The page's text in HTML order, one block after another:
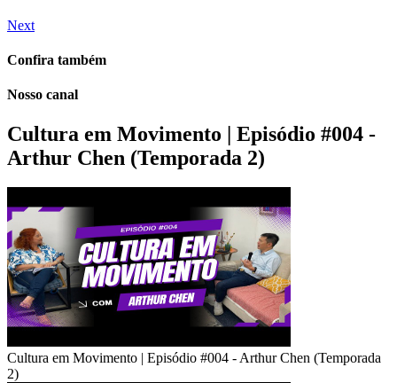
Next
Confira também
Nosso canal
Cultura em Movimento | Episódio #004 -
Arthur Chen (Temporada 2)
Cultura em Movimento | Episódio #004 - Arthur Chen (Temporada
2)